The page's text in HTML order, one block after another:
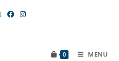
0 MENU